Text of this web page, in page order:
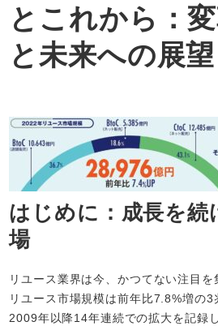
とこれから：
と未来への展望
はじめに：成長を続
場
リユース業界は今、かつてない注目
リユース市場規模は前年比7.8%増の3
2009年以降14年連続での拡大を記録